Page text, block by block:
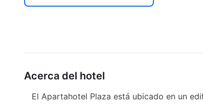
Acerca del hotel
El Apartahotel Plaza está ubicado en un